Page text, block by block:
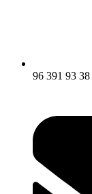
96 391 93